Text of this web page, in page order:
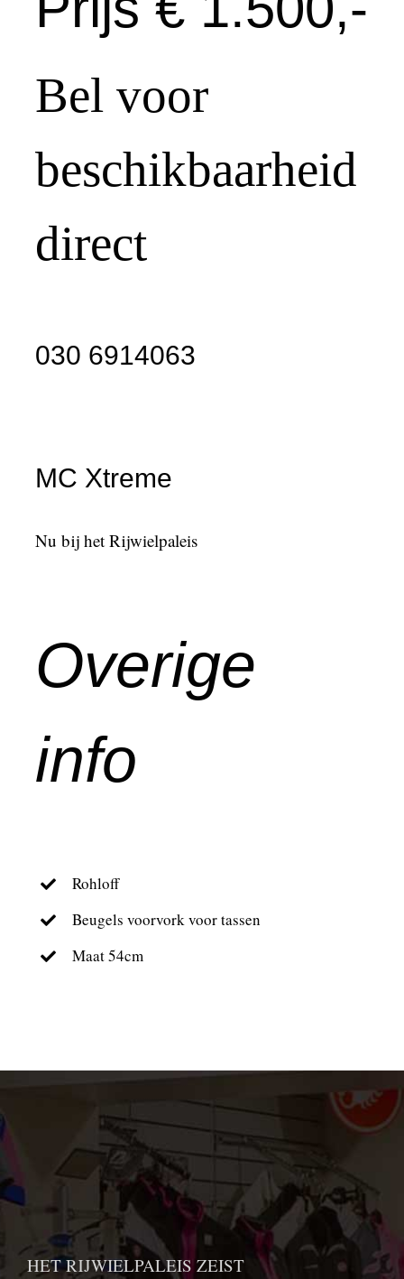
Bel voor
beschikbaarheid
direct
030 6914063
MC Xtreme
Nu bij het Rijwielpaleis
Overige
info
Rohloff
Beugels voorvork voor tassen
Maat 54cm
HET RIJWIELPALEIS ZEIST